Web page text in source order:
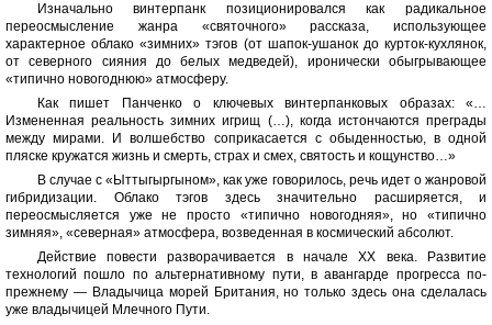
Изначально винтерпанк позиционировался как радикальное
переосмысление жанра «святочного» рассказа, использующее
характерное облако «зимних» тэгов (от шапок-ушанок до курток-кухлянок,
от северного сияния до белых медведей), иронически обыгрывающее
«типично новогоднюю» атмосферу.
Как пишет Панченко о ключевых винтерпанковых образах: «…
Измененная реальность зимних игрищ (…), когда истончаются преграды
между мирами. И волшебство соприкасается с обыденностью, в одной
пляске кружатся жизнь и смерть, страх и смех, святость и кощунство…»
В случае с «Ыттыгыргыном», как уже говорилось, речь идет о жанровой
гибридизации. Облако тэгов здесь значительно расширяется, и
переосмысляется уже не просто «типично новогодняя», но «типично
зимняя», «северная» атмосфера, возведенная в космический абсолют.
Действие повести разворачивается в начале XX века. Развитие
технологий пошло по альтернативному пути, в авангарде прогресса по-
прежнему — Владычица морей Британия, но только здесь она сделалась
уже владычицей Млечного Пути.